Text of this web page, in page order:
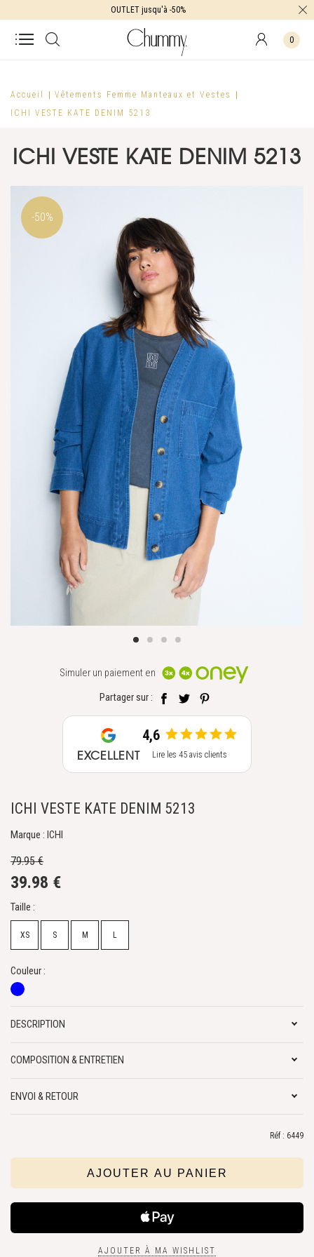
OUTLET jusqu'à -50%
0
Accueil Vêtements Femme Manteaux et Vestes
ICHI VESTE KATE DENIM 5213
ICHI VESTE KATE DENIM 5213
-50%
Simuler un paiement en
Partager sur :
EXCELLENT
4,6
Lire les 45 avis clients
ICHI VESTE KATE DENIM 5213
Marque : ICHI
79.95 €
39.98 €
Taille :
XS S M L
Couleur :
DESCRIPTION
COMPOSITION & ENTRETIEN
ENVOI & RETOUR
Réf : 6449
AJOUTER À MA WISHLIST